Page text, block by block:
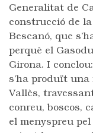
Generalitat de
construcció de
Bescanó, que
perquè el
Girona. I
s’ha produït
Vallès,
conreu, boscos,
el menyspreu